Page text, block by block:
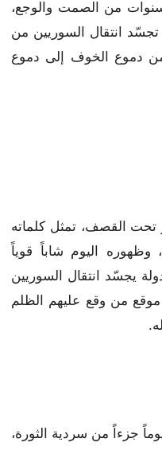
سنوات من الصمت والوجع،
انتقال السوريين من
دموع الخوف إلى دموع
القصف، تمثل كلماته
اليوم شاباً قوياً
يجسّد انتقال السوريين
من وقع عليهم الظلم
جزءاً من سردية الثورة،